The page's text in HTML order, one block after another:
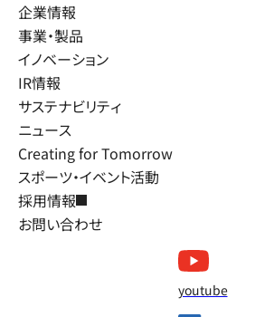
企業情報
事業・製品
イノベーション
IR情報
サステナビリティ
ニュース
Creating for Tomorrow
スポーツ・イベント活動
採用情報
お問い合わせ
youtube